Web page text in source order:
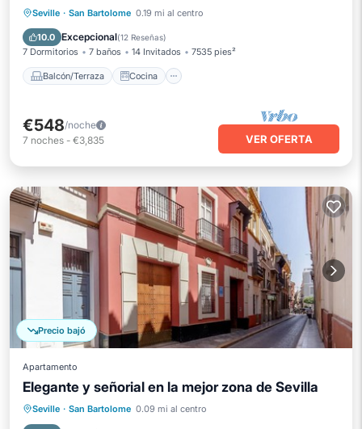
Seville · San Bartolome 0.19 mi al centro
10.0 Excepcional(12 Reseñas)
7 Dormitorios 7 baños 14 Invitados 7535 pies²
Balcón/Terraza Cocina
Balcón/Terraza
Cocina
Aire acondicionado
€548/noche
7 noches - €3,835 VER OFERTA
Precio bajó
Apartamento
Elegante y señorial en la mejor zona de Sevilla
Seville · San Bartolome 0.09 mi al centro
Balcón/Terraza
Cocina